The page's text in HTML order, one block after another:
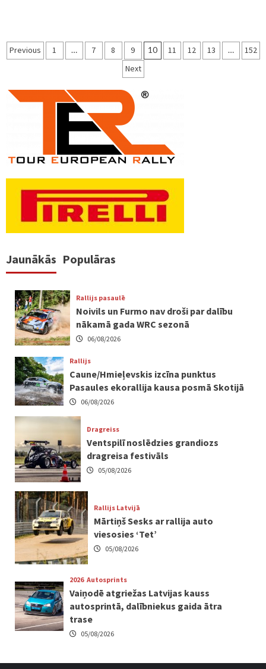
Ziņu
pēc
lappusēm
Previous 1 … 7 8 9 10 11 12 13 …
152
Next
Jaunākās Populāras
Rallijs pasaulē
Noivils un Furmo nav droši par dalību
nākamā gada WRC sezonā
06/08/2026
Rallijs
Caune/Hmieļevskis izcīna punktus
Pasaules ekorallija kausa posmā Skotijā
06/08/2026
Dragreiss
Ventspilī noslēdzies grandiozs
dragreisa festivāls
05/08/2026
Rallijs Latvijā
Mārtiņš Sesks ar rallija auto
viesosies ‘Tet’
05/08/2026
2026 Autosprints
Vaiņodē atgriežas Latvijas kauss
autosprintā, dalībniekus gaida ātra
trase
05/08/2026